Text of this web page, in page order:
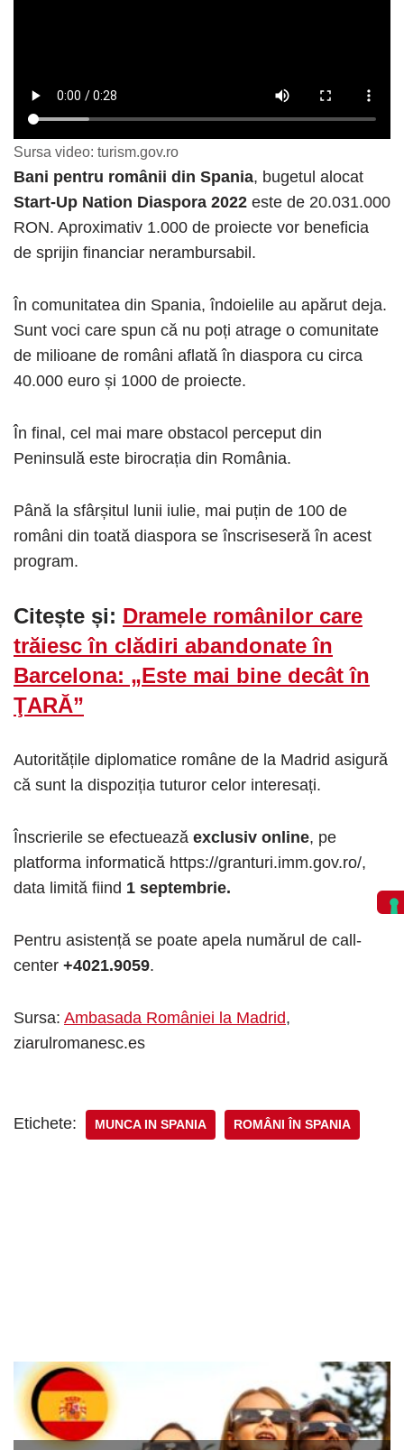
Sursa video: turism.gov.ro
Bani pentru românii din Spania, bugetul alocat
Start-Up Nation Diaspora 2022 este de 20.031.000
RON. Aproximativ 1.000 de proiecte vor beneficia
de sprijin financiar nerambursabil.
În comunitatea din Spania, îndoielile au apărut deja.
Sunt voci care spun că nu poți atrage o comunitate
de milioane de români aflată în diaspora cu circa
40.000 euro și 1000 de proiecte.
În final, cel mai mare obstacol perceput din
Peninsulă este birocrația din România.
Până la sfârșitul lunii iulie, mai puțin de 100 de
români din toată diaspora se înscriseseră în acest
program.
Citește și: Dramele românilor care
trăiesc în clădiri abandonate în
Barcelona: „Este mai bine decât în
ŢARĂ”
Autoritățile diplomatice române de la Madrid asigură
că sunt la dispoziția tuturor celor interesați.
Înscrierile se efectuează exclusiv online, pe
platforma informatică https://granturi.imm.gov.ro/,
data limită fiind 1 septembrie.
Pentru asistență se poate apela numărul de call-
center +4021.9059.
Sursa: Ambasada României la Madrid,
ziarulromanesc.es
Etichete: MUNCA IN SPANIA ROMÂNI ÎN SPANIA